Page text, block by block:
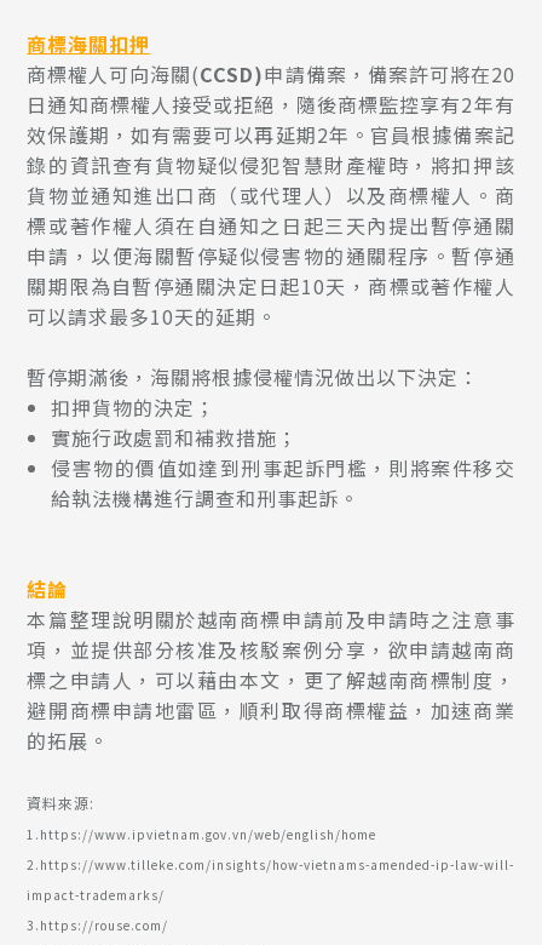
商標海關扣押
商標權人可向海關(CCSD)申請備案，備案許可將在20
日通知商標權人接受或拒絕，隨後商標監控享有2年有
效保護期，如有需要可以再延期2年。官員根據備案記
錄的資訊查有貨物疑似侵犯智慧財產權時，將扣押該
貨物並通知進出口商（或代理人）以及商標權人。商
標或著作權人須在自通知之日起三天內提出暫停通關
申請，以便海關暫停疑似侵害物的通關程序。暫停通
關期限為自暫停通關決定日起10天，商標或著作權人
可以請求最多10天的延期。
暫停期滿後，海關將根據侵權情況做出以下決定：
扣押貨物的決定；
實施行政處罰和補救措施；
侵害物的價值如達到刑事起訴門檻，則將案件移交
給執法機構進行調查和刑事起訴。
結論
本篇整理說明關於越南商標申請前及申請時之注意事
項，並提供部分核准及核駁案例分享，欲申請越南商
標之申請人，可以藉由本文，更了解越南商標制度，
避開商標申請地雷區，順利取得商標權益，加速商業
的拓展。
資料來源:
1. https://www.ipvietnam.gov.vn/web/english/home
2. https://www.tilleke.com/insights/how-vietnams-amended-ip-law-will-
impact-trademarks/
3. https://rouse.com/